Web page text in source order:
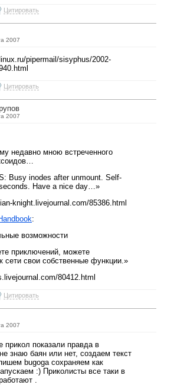
Цитировать
2007
pipermail/sisyphus/2002-
Цитировать
2007
недавно мною встреченного
Busy inodes after unmount. Self-
Have a nice day…»
knight.livejournal.com/85386.html
:
возможности
приключений, можете
сети свои собственные функции.»
80412.html
Цитировать
2007
прикол показали правда в
знаю баян или нет, создаем текст
bugoga сохраняем как
:) Приколисты все таки в
.